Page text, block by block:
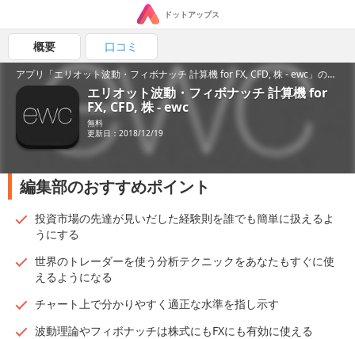
ドットアップス
概要 口コミ
アプリ「エリオット波動・フィボナッチ 計算機 for FX, CFD, 株 - ewc」の魅力を紹介！
エリオット波動・フィボナッチ 計算機 for
FX, CFD, 株 - ewc
無料
更新日：2018/12/19
編集部のおすすめポイント
投資市場の先達が見いだした経験則を誰でも簡単に扱えるよ
うにする
世界のトレーダーを使う分析テクニックをあなたもすぐに使
えるようになる
チャート上で分かりやすく適正な水準を指し示す
波動理論やフィボナッチは株式にもFXにも有効に使える